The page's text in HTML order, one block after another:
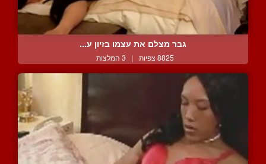
גבר מצלם את עצמו בזיון ע...
8825 צפיות | 3 המלצות